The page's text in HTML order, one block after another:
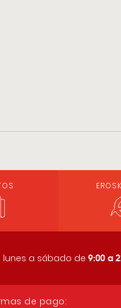
lunes a sábado de 9:00 a
de pago: